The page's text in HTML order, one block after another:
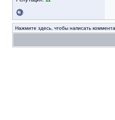
Нажмите здесь, чтобы написать